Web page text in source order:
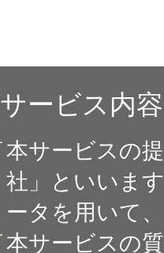
サービス内容
本サービスの
社」といいま
ータを用いて
本サービスの